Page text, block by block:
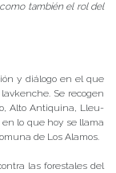
también el rol del
y diálogo en el que
Se recogen
Alto Antiquina, Lleu-
lo que hoy se llama
de Los Alamos.
las forestales del